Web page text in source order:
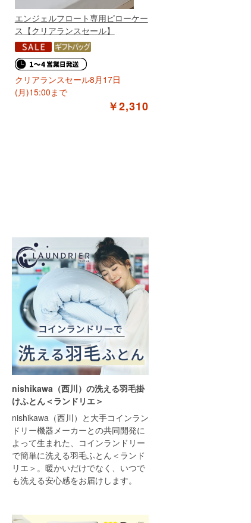
エンジェルフロート専用ピローケー
ス【クリアランスセール】
クリアランスセール8月17日
(月)15:00まで
￥2,310
nishikawa（西川）の洗える羽毛掛
けふとん＜ランドリエ＞
nishikawa（西川）と大手コインラン
ドリー機器メーカーとの共同開発に
よって生まれた、コインランドリー
で簡単に洗える羽毛ふとん＜ランド
リエ＞。暖かいだけでなく、いつで
も洗える安心感をお届けします。